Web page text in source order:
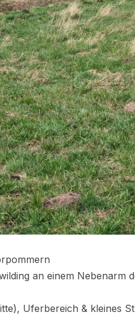
an einem Nebenarm
Uferbereich & kleines